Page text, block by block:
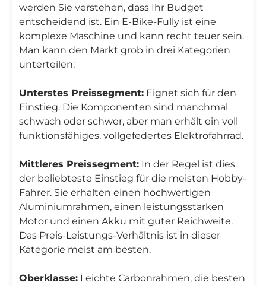
werden Sie verstehen, dass Ihr Budget
entscheidend ist. Ein E-Bike-Fully ist eine
komplexe Maschine und kann recht teuer sein.
Man kann den Markt grob in drei Kategorien
unterteilen:
Unterstes Preissegment: Eignet sich für den
Einstieg. Die Komponenten sind manchmal
schwach oder schwer, aber man erhält ein voll
funktionsfähiges, vollgefedertes Elektrofahrrad.
Mittleres Preissegment: In der Regel ist dies
der beliebteste Einstieg für die meisten Hobby-
Fahrer. Sie erhalten einen hochwertigen
Aluminiumrahmen, einen leistungsstarken
Motor und einen Akku mit guter Reichweite.
Das Preis-Leistungs-Verhältnis ist in dieser
Kategorie meist am besten.
Oberklasse: Leichte Carbonrahmen, die besten